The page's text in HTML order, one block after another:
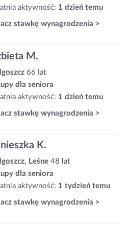
aktywność: 1 dzień temu
stawkę wynagrodzenia >
M.
66 lat
dla seniora
aktywność: 1 dzień temu
stawkę wynagrodzenia >
K.
Leśne 48 lat
dla seniora
aktywność: 1 tydzień temu
stawkę wynagrodzenia >